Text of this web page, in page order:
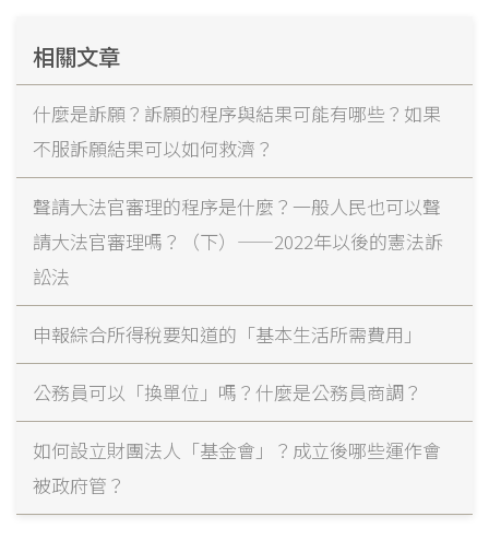
相關文章
什麼是訴願？訴願的程序與結果可能有哪些？如果
不服訴願結果可以如何救濟？
聲請大法官審理的程序是什麼？一般人民也可以聲
請大法官審理嗎？（下）——2022年以後的憲法訴
訟法
申報綜合所得稅要知道的「基本生活所需費用」
公務員可以「換單位」嗎？什麼是公務員商調？
如何設立財團法人「基金會」？成立後哪些運作會
被政府管？